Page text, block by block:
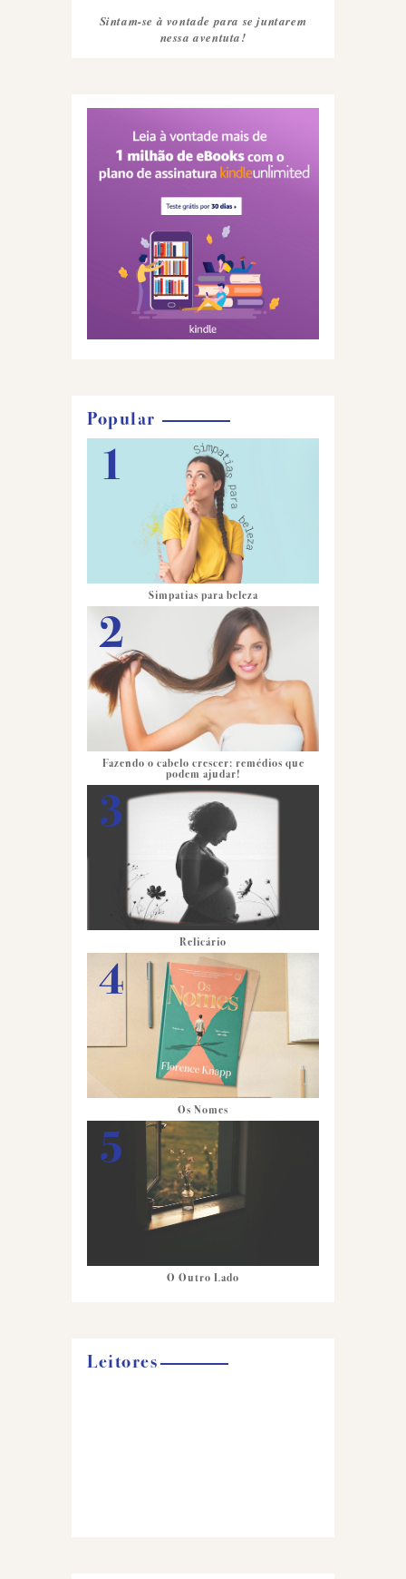
Sintam-se à vontade para se juntarem
nessa aventuta!
Popular
Simpatias para beleza
Fazendo o cabelo crescer: remédios que
podem ajudar!
Relicário
Os Nomes
O Outro Lado
Leitores